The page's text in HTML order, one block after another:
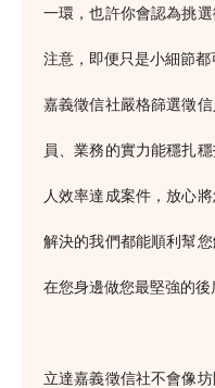
一環，也許你會認為挑
注意，即便只是小細節都
嘉義徵信社嚴格篩選徵
員、業務的實力能穩扎
人效率達成案件，放心
解決的我們都能順利幫
在您身邊做您最堅強的後
立達嘉義徵信社不會像